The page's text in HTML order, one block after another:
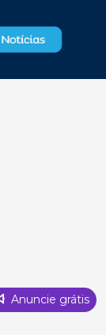
Anuncie grátis